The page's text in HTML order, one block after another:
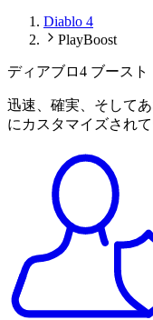
Diablo 4
PlayBoost
ディアブロ4 ブースト
迅速、確実、そして
にカスタマイズされて